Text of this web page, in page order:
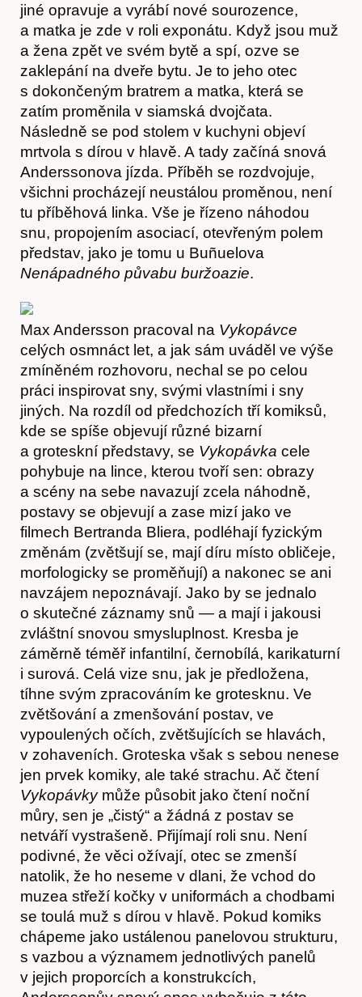
Články
Časopis
Hostcast
Akce
jiné opravuje a vyrábí nové sourozence,
a matka je zde v roli exponátu. Když jsou muž
a žena zpět ve svém bytě a spí, ozve se
zaklepání na dveře bytu. Je to jeho otec
s dokončeným bratrem a matka, která se
zatím proměnila v siamská dvojčata.
Následně se pod stolem v kuchyni objeví
mrtvola s dírou v hlavě. A tady začíná snová
Anderssonova jízda. Příběh se rozdvojuje,
všichni procházejí neustálou proměnou, není
tu příběhová linka. Vše je řízeno náhodou
snu, propojením asociací, otevřeným polem
představ, jako je tomu u Buñuelova
Nenápadného půvabu buržoazie.
Max Andersson pracoval na Vykopávce
celých osmnáct let, a jak sám uváděl ve výše
zmíněném rozhovoru, nechal se po celou
práci inspirovat sny, svými vlastními i sny
jiných. Na rozdíl od předchozích tří komiksů,
kde se spíše objevují různé bizarní
a groteskní představy, se Vykopávka cele
pohybuje na lince, kterou tvoří sen: obrazy
a scény na sebe navazují zcela náhodně,
postavy se objevují a zase mizí jako ve
filmech Bertranda Bliera, podléhají fyzickým
změnám (zvětšují se, mají díru místo obličeje,
morfologicky se proměňují) a nakonec se ani
navzájem nepoznávají. Jako by se jednalo
o skutečné záznamy snů — a mají i jakousi
zvláštní snovou smysluplnost. Kresba je
záměrně téměř infantilní, černobílá, karikaturní
i surová. Celá vize snu, jak je předložena,
tíhne svým zpracováním ke grotesknu. Ve
zvětšování a zmenšování postav, ve
vypoulených očích, zvětšujících se hlavách,
v zohaveních. Groteska však s sebou nenese
jen prvek komiky, ale také strachu. Ač čtení
Vykopávkymůže působit jako čtení noční
můry, sen je „čistý“ a žádná z postav se
netváří vystrašeně. Přijímají roli snu. Není
podivné, že věci ožívají, otec se zmenší
natolik, že ho neseme v dlani, že vchod do
muzea střeží kočky v uniformách a chodbami
se toulá muž s dírou v hlavě. Pokud komiks
chápeme jako ustálenou panelovou strukturu,
s vazbou a významem jednotlivých panelů
v jejich proporcích a konstrukcích,